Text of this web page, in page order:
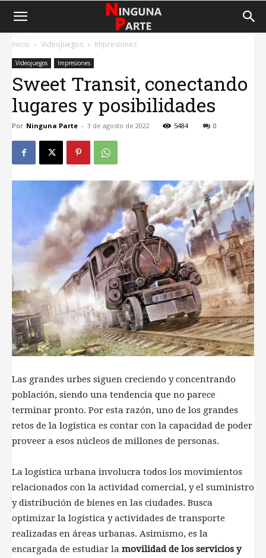
Inicio Videojuegos Impresiones
Videojuegos Impresiones
Sweet Transit, conectando
lugares y posibilidades
Por Ninguna Parte - 3 de agosto de 2022 5484 0
Las grandes urbes siguen creciendo y concentrando
población, siendo una tendencia que no parece
terminar pronto. Por esta razón, uno de los grandes
retos de la logística es contar con la capacidad de poder
proveer a esos núcleos de millones de personas.
La logística urbana involucra todos los movimientos
relacionados con la actividad comercial, y el suministro
y distribución de bienes en las ciudades. Busca
optimizar la logística y actividades de transporte
realizadas en áreas urbanas. Asimismo, es la
encargada de estudiar la movilidad de los servicios y